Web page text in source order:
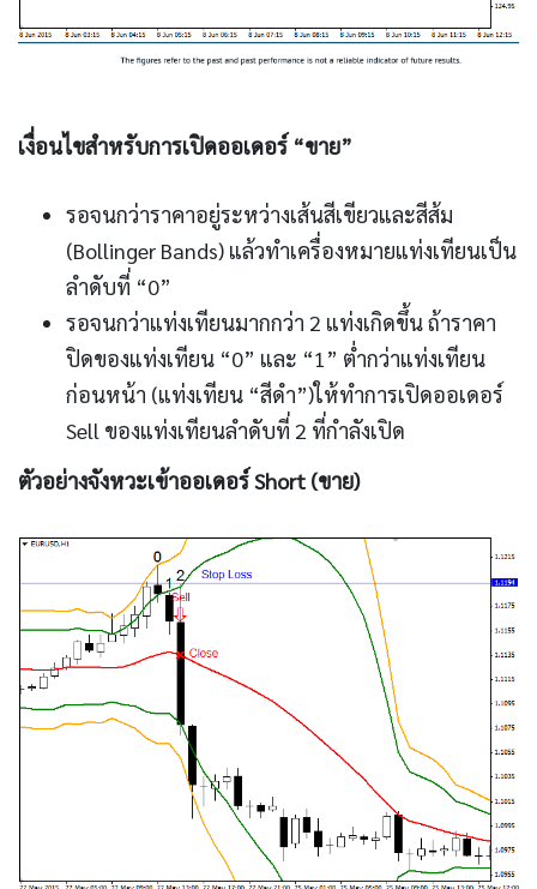
เงื่อนไขสำหรับการเปิดออเดอร์ “ขาย”
รอจนกว่าราคาอยู่ระหว่างเส้นสีเขียวและสีส้ม
(Bollinger Bands) แล้วทำเครื่องหมายแท่งเทียนเป็น
ลำดับที่ “0”
รอจนกว่าแท่งเทียนมากกว่า 2 แท่งเกิดขึ้น ถ้าราคา
ปิดของแท่งเทียน “0” และ “1” ต่ำกว่าแท่งเทียน
ก่อนหน้า (แท่งเทียน “สีดำ”)ให้ทำการเปิดออเดอร์
Sell ของแท่งเทียนลำดับที่ 2 ที่กำลังเปิด
ตัวอย่างจังหวะเข้าออเดอร์ Short (ขาย)